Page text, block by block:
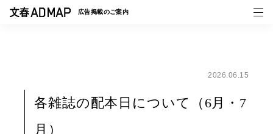
広告掲載のご案内
事例一覧
2026.06.15
各雑誌の配本日について（6月・7
月）